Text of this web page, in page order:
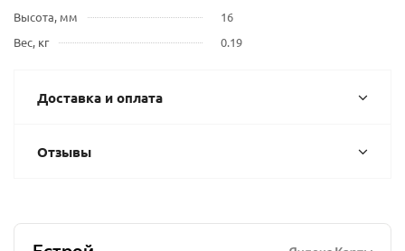
Высота, мм
16
Вес, кг
0.19
Доставка и оплата
Отзывы